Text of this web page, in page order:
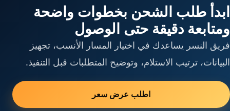
ابدأ طلب الشحن بخطوات واضحة
ومتابعة دقيقة حتى الوصول
فريق النسر يساعدك في اختيار المسار الأنسب، تجهيز
البيانات، ترتيب الاستلام، وتوضيح المتطلبات قبل التنفيذ.
اطلب عرض سعر